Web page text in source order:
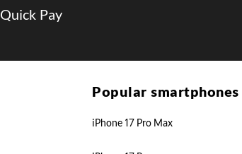
Quick Pay
Popular smartphones
iPhone 17 Pro Max